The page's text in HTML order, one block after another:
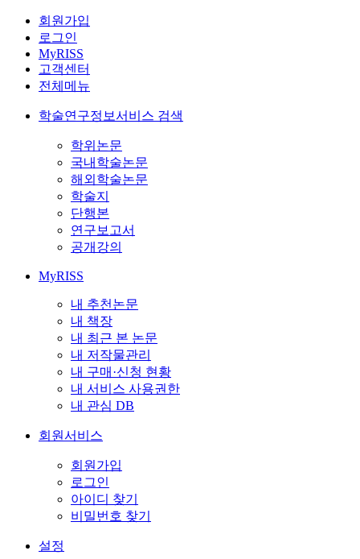
회원가입
로그인
MyRISS
고객센터
전체메뉴
학술연구정보서비스 검색
학위논문
국내학술논문
해외학술논문
학술지
단행본
연구보고서
공개강의
MyRISS
내 추천논문
내 책장
내 최근 본 논문
내 저작물관리
내 구매·신청 현황
내 서비스 사용권한
내 관심 DB
회원서비스
회원가입
로그인
아이디 찾기
비밀번호 찾기
설정